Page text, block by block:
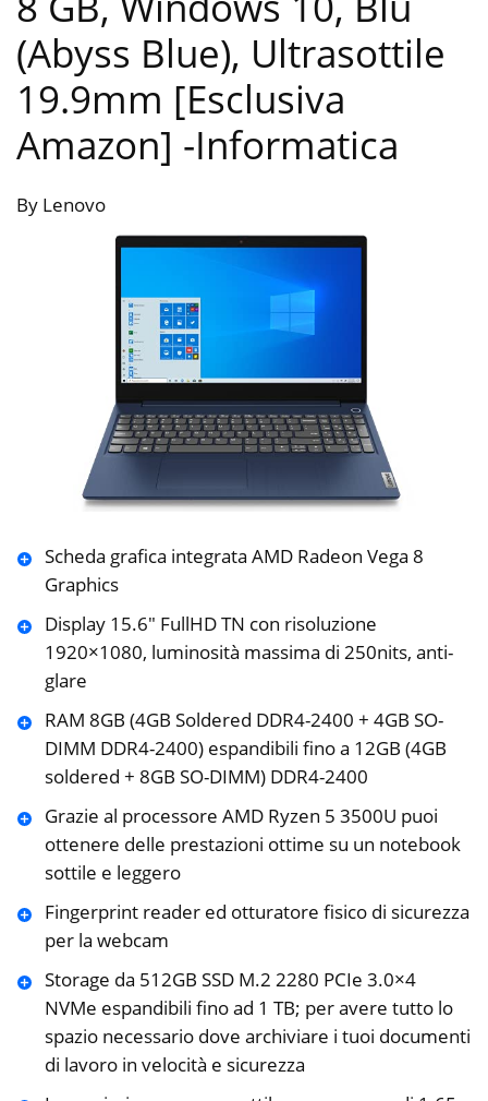
(Abyss Blue), Ultrasottile
19.9mm [Esclusiva
Amazon] -Informatica
By Lenovo
Scheda grafica integrata AMD Radeon Vega 8
Graphics
Display 15.6″ FullHD TN con risoluzione
1920×1080, luminosità massima di 250nits, anti-
glare
RAM 8GB (4GB Soldered DDR4-2400 + 4GB SO-
DIMM DDR4-2400) espandibili fino a 12GB (4GB
soldered + 8GB SO-DIMM) DDR4-2400
Grazie al processore AMD Ryzen 5 3500U puoi
ottenere delle prestazioni ottime su un notebook
sottile e leggero
Fingerprint reader ed otturatore fisico di sicurezza
per la webcam
Storage da 512GB SSD M.2 2280 PCIe 3.0×4
NVMe espandibili fino ad 1 TB; per avere tutto lo
spazio necessario dove archiviare i tuoi documenti
di lavoro in velocità e sicurezza